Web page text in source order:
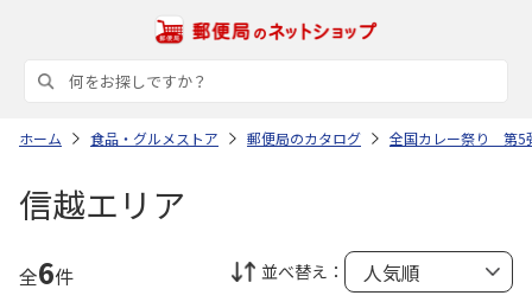
ホーム 食品・グルメストア 郵便局のカタログ 全国カレー祭り 第5
信越エリア
全6件 並べ替え：